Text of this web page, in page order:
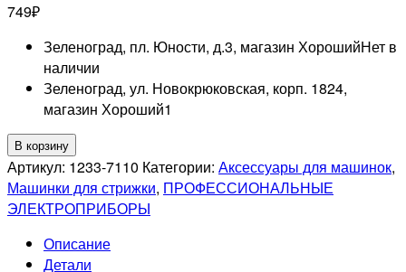
749₽
Зеленоград, пл. Юности, д.3, магазин ХорошийНет в
наличии
Зеленоград, ул. Новокрюковская, корп. 1824,
магазин Хороший1
Количество
товара
WAHL
1233-
Насадка
В корзину
Артикул: 1233-7110 Категории: Аксессуары для машинок,
Машинки для стрижки, ПРОФЕССИОНАЛЬНЫЕ
ЭЛЕКТРОПРИБОРЫ
Описание
Детали